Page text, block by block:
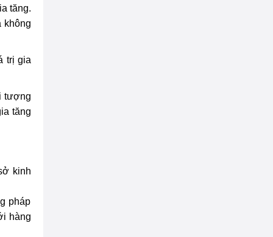
tăng.
không
trị gia
tượng
tăng
kinh
pháp
hàng